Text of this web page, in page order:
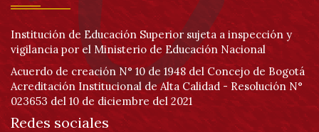
Institución de Educación Superior sujeta a inspección y
vigilancia por el Ministerio de Educación Nacional
Acuerdo de creación N° 10 de 1948 del Concejo de Bogotá
Acreditación Institucional de Alta Calidad - Resolución N°
023653 del 10 de diciembre del 2021
Redes sociales